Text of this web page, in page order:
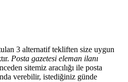
3 alternatif tekliften size uygun
Posta gazetesi eleman ilanı
sitemiz aracılığı ile posta
verebilir, istediğiniz günde